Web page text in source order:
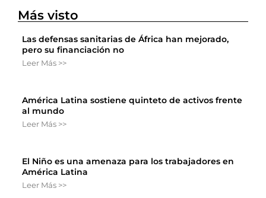
Más visto
Las defensas sanitarias de África han mejorado,
pero su financiación no
Leer Más >>
América Latina sostiene quinteto de activos frente
al mundo
Leer Más >>
El Niño es una amenaza para los trabajadores en
América Latina
Leer Más >>